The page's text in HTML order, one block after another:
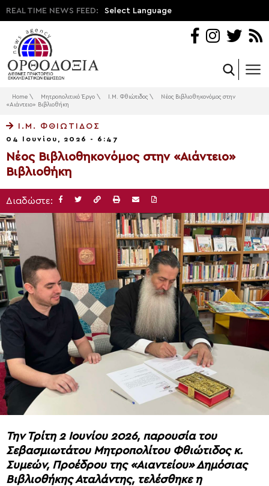
REAL TIME NEWS FEED: Select Language
Home \ Μητροπολιτικό Έργο \ Ι.Μ. Φθιώτιδος \
Νέος Βιβλιοθηκονόμος στην
«Αιάντειο» Βιβλιοθήκη
Ι.Μ. ΦΘΙΏΤΙΔΟΣ
04 Ιουνίου, 2026 - 6:47
Νέος Βιβλιοθηκονόμος στην «Αιάντειο»
Βιβλιοθήκη
Διαδώστε:
Την Τρίτη 2 Ιουνίου 2026, παρουσία του
Σεβασμιωτάτου Μητροπολίτου Φθιώτιδος κ.
Συμεών, Προέδρου της «Αιαντείου» Δημόσιας
Βιβλιοθήκης Αταλάντης, τελέσθηκε η